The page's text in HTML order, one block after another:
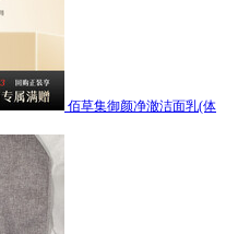
佰草集御颜净澈洁面乳(体